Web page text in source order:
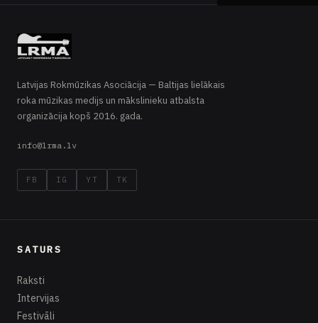
Latvijas Rokmūzikas Asociācija — Baltijas lielākais
roka mūzikas medijs un mākslinieku atbalsta
organizācija kopš 2016. gada.
info@lrma.lv
FB IG YT TK
SATURS
Raksti
Intervijas
Festivāli